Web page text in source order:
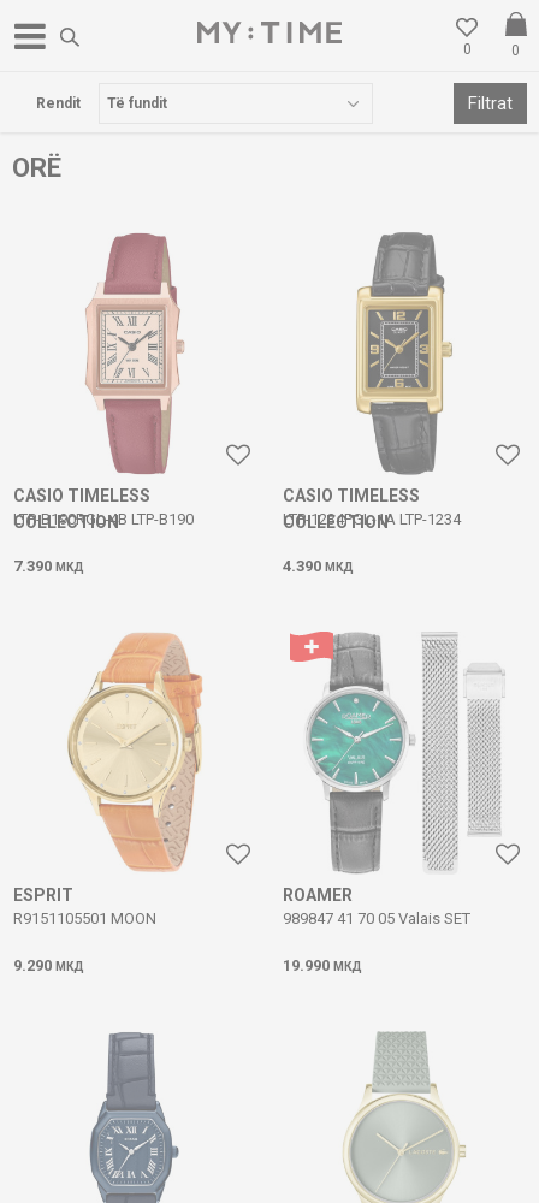
0
0
POSTA FALAS PËR BLERJE MBI 3000 DENARË
ORË
Rendit Filtrat
CASIO TIMELESS
COLLECTION
LTP-B190RGL-4B LTP-B190
7.390 МКД
CASIO TIMELESS
COLLECTION
LTP-1234PGL-1A LTP-1234
4.390 МКД
ESPRIT
R9151105501 MOON
9.290 МКД
ROAMER
989847 41 70 05 Valais SET
19.990 МКД